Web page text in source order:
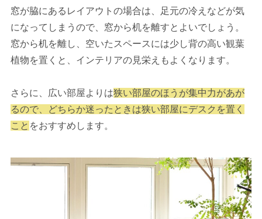
窓が脇にあるレイアウトの場合は、足元の冷えなどが気
になってしまうので、窓から机を離すとよいでしょう。
窓から机を離し、空いたスペースには少し背の高い観葉
植物を置くと、インテリアの見栄えもよくなります。
さらに、広い部屋よりは狭い部屋のほうが集中力があが
るので、どちらか迷ったときは狭い部屋にデスクを置く
こと をおすすめします。